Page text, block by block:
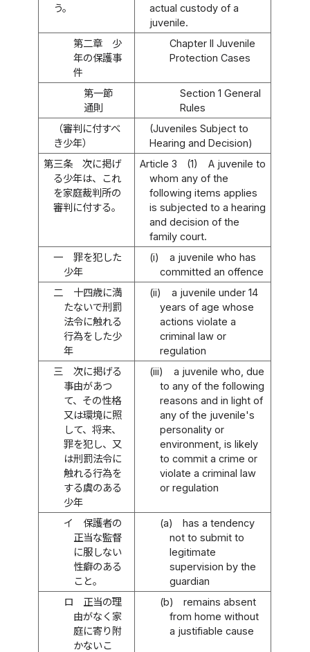
う。
actual custody of a
juvenile.
第二章 少
年の保護事
件
Chapter II Juvenile
Protection Cases
第一節
通則
Section 1 General
Rules
（審判に付すべ
き少年）
(Juveniles Subject to
Hearing and Decision)
第三条
次に掲げ
る少年は、これ
を家庭裁判所の
審判に付する。
Article 3 (1)
A juvenile to
whom any of the
following items applies
is subjected to a hearing
and decision of the
family court.
一
罪を犯した
少年
(i)
a juvenile who has
committed an offence
二
十四歳に満
たないで刑罰
法令に触れる
行為をした少
年
(ii)
a juvenile under 14
years of age whose
actions violate a
criminal law or
regulation
三
次に掲げる
事由があつ
て、その性格
又は環境に照
して、将来、
罪を犯し、又
は刑罰法令に
触れる行為を
する虞のある
少年
(iii)
a juvenile who, due
to any of the following
reasons and in light of
any of the juvenile's
personality or
environment, is likely
to commit a crime or
violate a criminal law
or regulation
イ
保護者の
正当な監督
に服しない
性癖のある
こと。
(a)
has a tendency
not to submit to
legitimate
supervision by the
guardian
ロ
正当の理
由がなく家
庭に寄り附
かないこ
(b)
remains absent
from home without
a justifiable cause